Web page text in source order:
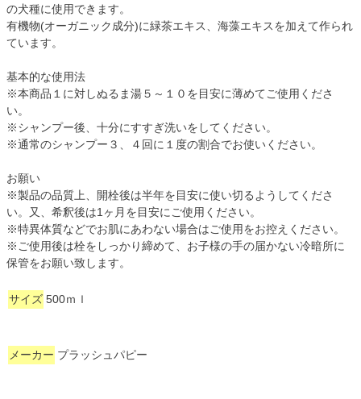
の犬種に使用できます。
有機物(オーガニック成分)に緑茶エキス、海藻エキスを加えて作られ
ています。
基本的な使用法
※本商品１に対しぬるま湯５～１０を目安に薄めてご使用くださ
い。
※シャンプー後、十分にすすぎ洗いをしてください。
※通常のシャンプー３、４回に１度の割合でお使いください。
お願い
※製品の品質上、開栓後は半年を目安に使い切るようしてくださ
い。又、希釈後は1ヶ月を目安にご使用ください。
※特異体質などでお肌にあわない場合はご使用をお控えください。
※ご使用後は栓をしっかり締めて、お子様の手の届かない冷暗所に
保管をお願い致します。
サイズ 500ｍｌ
メーカー プラッシュパピー